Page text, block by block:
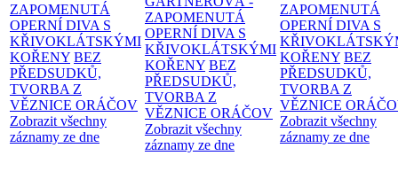
ZAPOMENUTÁ
OPERNÍ DIVA S
KŘIVOKLÁTSKÝMI
KOŘENY BEZ
PŘEDSUDKŮ,
TVORBA Z
VĚZNICE ORÁČOV
Zobrazit všechny
záznamy ze dne
ZAPOMENUTÁ
OPERNÍ DIVA S
KŘIVOKLÁTSKÝMI
KOŘENY BEZ
PŘEDSUDKŮ,
TVORBA Z
VĚZNICE ORÁČOV
Zobrazit všechny
záznamy ze dne
ZAPOMENUTÁ
OPERNÍ DIVA S
KOŘENY BEZ
PŘEDSUDKŮ,
TVORBA Z
VĚZNICE
Zobrazit všechny
záznamy ze dne